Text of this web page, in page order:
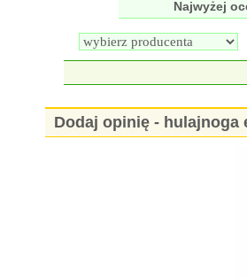
Najwyżej
Dodaj opinię - hulajnoga